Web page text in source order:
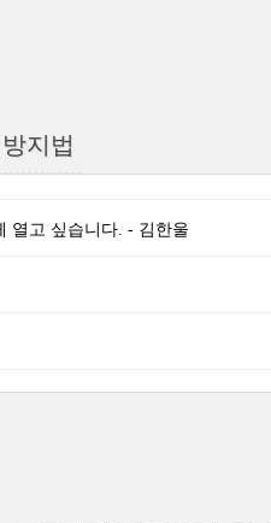
지법
열고 싶습니다. - 김한울